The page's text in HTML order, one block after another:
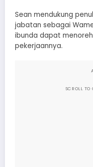
Sean mendukung
jabatan sebagai
ibunda dapat
pekerjaannya.
SCROLL